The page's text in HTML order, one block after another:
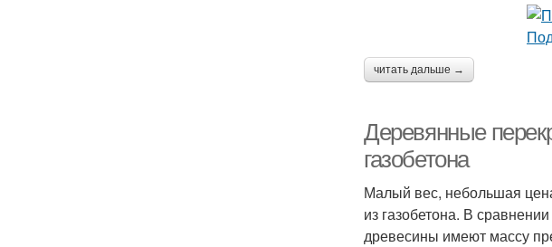
читать дальше →
Деревянные
газобетона
Малый вес, небольшая
из газобетона. В
древесины имеют массу